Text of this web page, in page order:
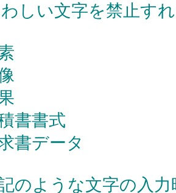
しい文字を禁止す
書書式
書データ
のような文字の入